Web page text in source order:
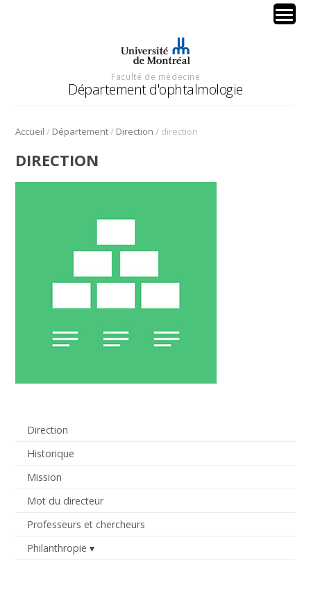
Faculté de médecine
Département d'ophtalmologie
Accueil / Département/ Direction / direction
Direction
Historique
Mission
Mot du directeur
Professeurs et chercheurs
Philanthropie
DIRECTION